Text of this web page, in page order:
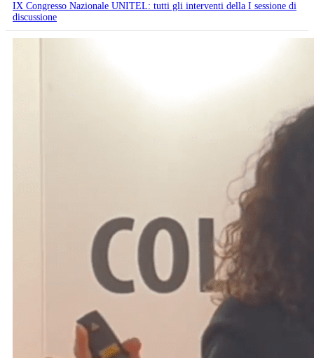
IX Congresso Nazionale UNITEL: tutti gli interventi della I sessione di
discussione